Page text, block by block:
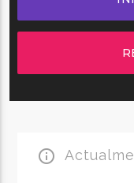
info_outline